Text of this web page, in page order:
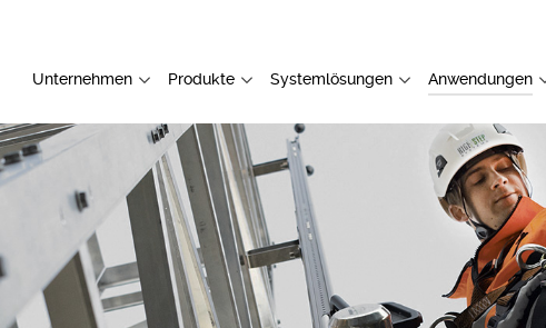
Unternehmen Produkte Systemlösungen Anwendungen